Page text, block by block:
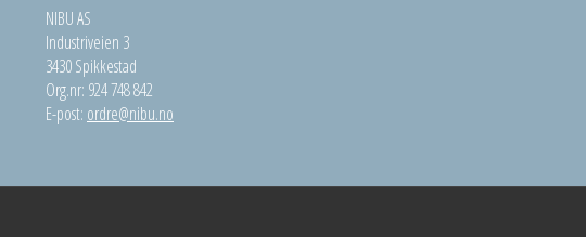
NIBU AS
Industriveien 3
3430 Spikkestad
Org.nr: 924 748 842
E-post: ordre@nibu.no